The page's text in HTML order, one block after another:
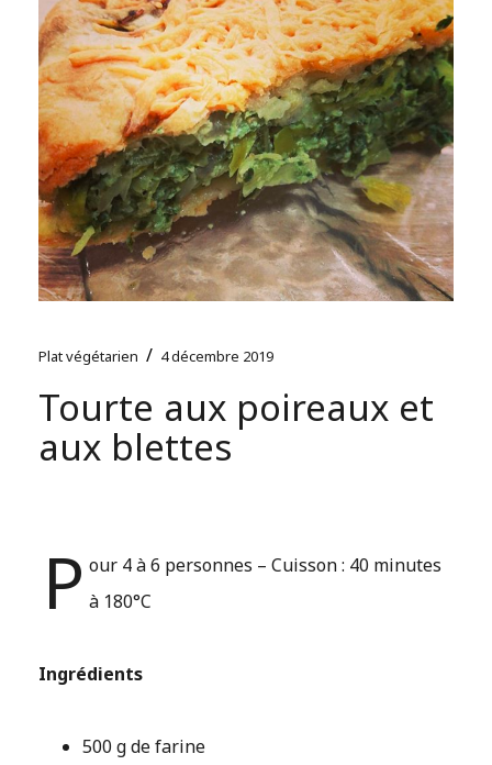
Plat végétarien / 4 décembre 2019
Tourte aux poireaux et
aux blettes
P our 4 à 6 personnes – Cuisson : 40 minutes
à 180°C
Ingrédients
500 g de farine